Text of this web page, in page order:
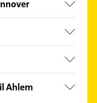
Ahlem